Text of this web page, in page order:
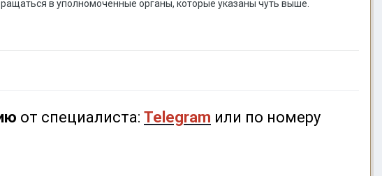
в уполномоченные органы, которые указаны чуть выше.
от специалиста: Telegram или по номеру